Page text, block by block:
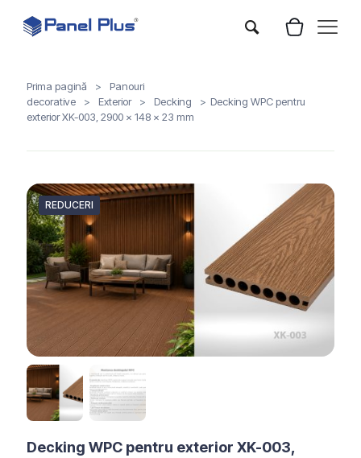
Prima pagină >
Panouri
decorative
> Exterior > Decking > Decking WPC pentru
exterior XK-003, 2900 x 148 x 23 mm
REDUCERI
Decking WPC pentru exterior XK-003,